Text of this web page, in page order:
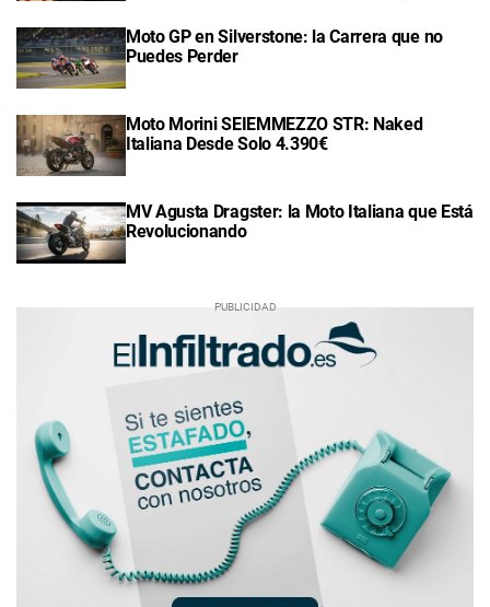
Moto GP en Silverstone: la Carrera que no
Puedes Perder
Moto Morini SEIEMMEZZO STR: Naked
Italiana Desde Solo 4.390€
MV Agusta Dragster: la Moto Italiana que Está
Revolucionando